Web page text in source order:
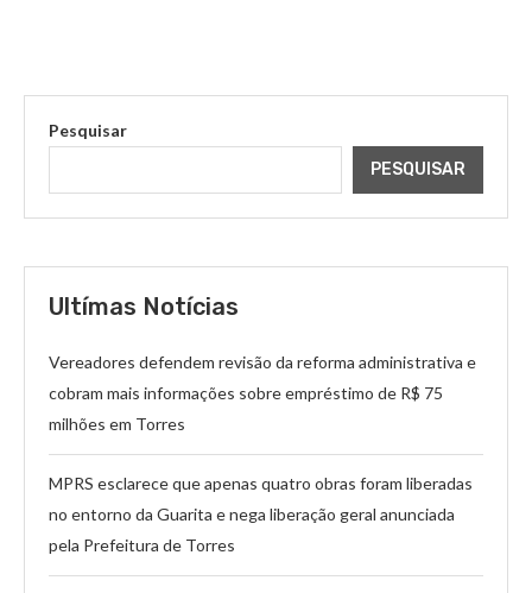
Pesquisar
PESQUISAR
Ultímas Notícias
Vereadores defendem revisão da reforma administrativa e
cobram mais informações sobre empréstimo de R$ 75
milhões em Torres
MPRS esclarece que apenas quatro obras foram liberadas
no entorno da Guarita e nega liberação geral anunciada
pela Prefeitura de Torres